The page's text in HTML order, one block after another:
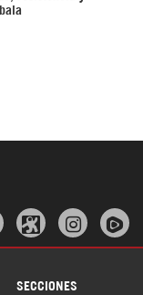
 
SECCIONES